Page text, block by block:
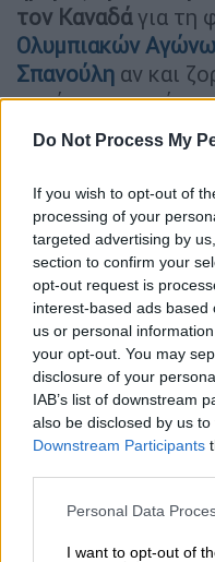
Do Not Process My
If you wish to opt-out of
processing of your
targeted advertising by
section to confirm your
opt-out request is
interest-based ads
us or personal
your opt-out. You may
disclosure of your
IAB’s list of downstream
also be disclosed by us
Downstream Participants
Please note that this
not limited to your visit or
Personal Data
I want to opt-out of
τον Καναδάγια τη
Ολυμπιακών
Σπανούλη αν και
κατάφερε να
πουερτορικανών,
σε καλάθι του
Παπανικολάου.
ΔΙΑΒΑΣΤΕ
Αθλητισμός
Εντυπωσιακά
νέας φανέλας
το μέλλον μας,
Αθλητισμός|
Κλήρωση
League: ΠΑΟΚ-